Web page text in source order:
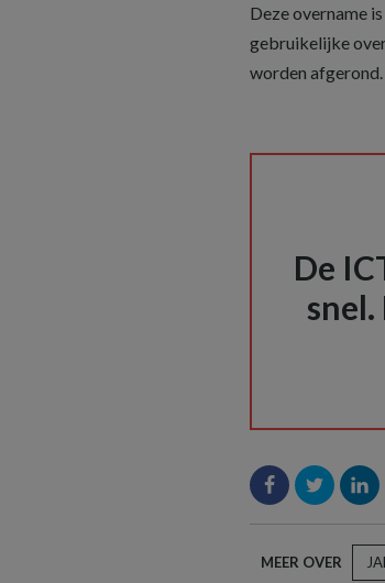
Deze overname
gebruikelijke
worden afgerond.
De
MEER OVER